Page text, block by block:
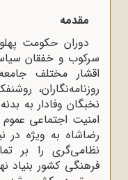
مقدمه
دوران حکومت
سرکوب و خفقان
اقشار مختلف
روزنامه‌نگاران،
نخبگان وفادار به
امنیت اجتماعی
رضاشاه به‌ ویژه در
نظامی‌گری را بر
فرهنگی کشور بنیاد